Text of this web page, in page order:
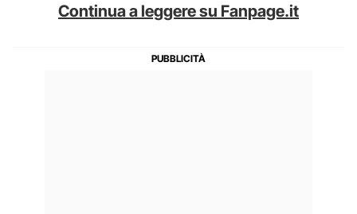
Continua a leggere su Fanpage.it